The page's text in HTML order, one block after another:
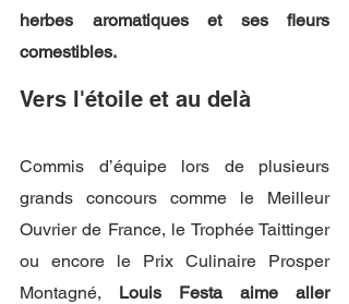
herbes aromatiques et ses fleurs
comestibles.
Vers l'étoile et au delà
Commis d’équipe lors de plusieurs
grands concours comme le Meilleur
Ouvrier de France, le Trophée Taittinger
ou encore le Prix Culinaire Prosper
Montagné, Louis Festa aime aller